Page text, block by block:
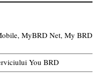
MyBRD Net, My BRD
You BRD